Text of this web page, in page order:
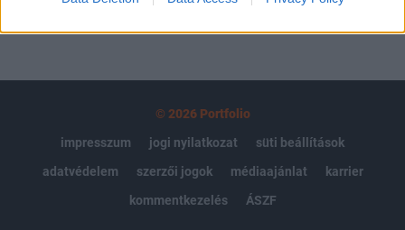
© 2026 Portfolio
impresszum
jogi nyilatkozat
süti beállítások
adatvédelem
szerzői jogok médiaajánlat
karrier
kommentkezelés
ÁSZF